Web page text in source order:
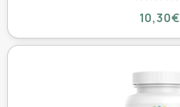
10,30€